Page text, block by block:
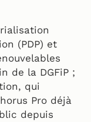
(PDP) et
de la DGFiP ;
qui
Pro déjà
depuis